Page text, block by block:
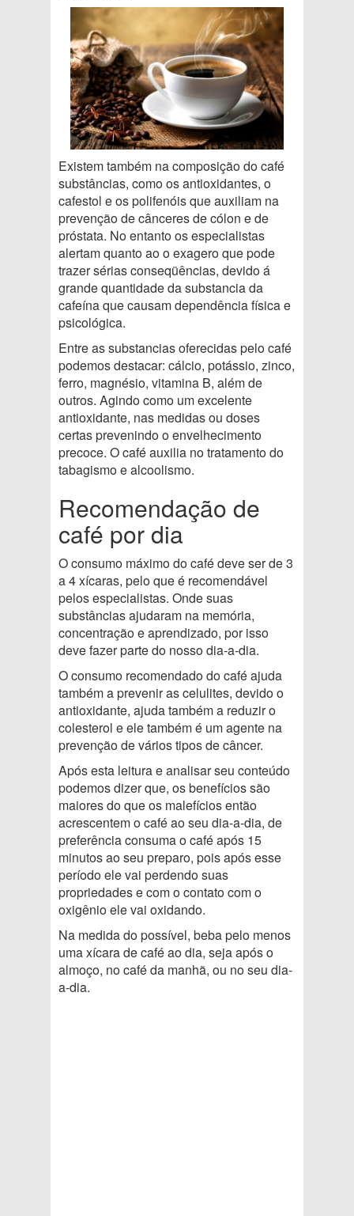
Existem também na composição do café
substâncias, como os antioxidantes, o
cafestol e os polifenóis que auxiliam na
prevenção de cânceres de cólon e de
próstata. No entanto os especialistas
alertam quanto ao o exagero que pode
trazer sérias conseqüências, devido á
grande quantidade da substancia da
cafeína que causam dependência física e
psicológica.
Entre as substancias oferecidas pelo café
podemos destacar: cálcio, potássio, zinco,
ferro, magnésio, vitamina B, além de
outros. Agindo como um excelente
antioxidante, nas medidas ou doses
certas prevenindo o envelhecimento
precoce. O café auxilia no tratamento do
tabagismo e alcoolismo.
Recomendação de
café por dia
O consumo máximo do café deve ser de 3
a 4 xícaras, pelo que é recomendável
pelos especialistas. Onde suas
substâncias ajudaram na memória,
concentração e aprendizado, por isso
deve fazer parte do nosso dia-a-dia.
O consumo recomendado do café ajuda
também a prevenir as celulites, devido o
antioxidante, ajuda também a reduzir o
colesterol e ele também é um agente na
prevenção de vários tipos de câncer.
Após esta leitura e analisar seu conteúdo
podemos dizer que, os benefícios são
maiores do que os malefícios então
acrescentem o café ao seu dia-a-dia, de
preferência consuma o café após 15
minutos ao seu preparo, pois após esse
período ele vai perdendo suas
propriedades e com o contato com o
oxigênio ele vai oxidando.
Na medida do possível, beba pelo menos
uma xícara de café ao dia, seja após o
almoço, no café da manhã, ou no seu dia-
a-dia.